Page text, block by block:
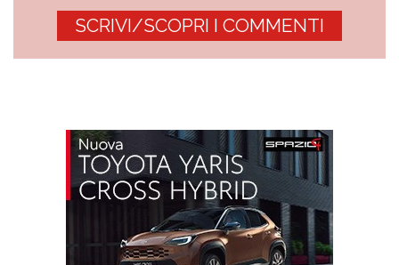
SCRIVI/SCOPRI I COMMENTI